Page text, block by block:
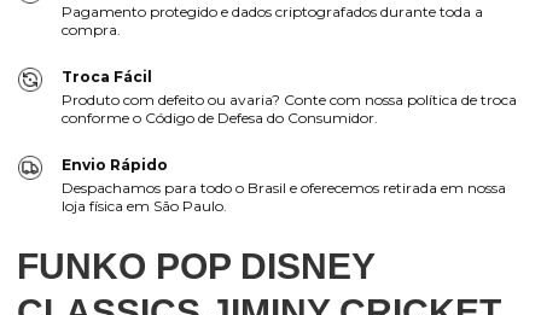
Pagamento protegido e dados criptografados durante toda a
compra.
Troca Fácil
Produto com defeito ou avaria? Conte com nossa política de troca
conforme o Código de Defesa do Consumidor.
Envio Rápido
Despachamos para todo o Brasil e oferecemos retirada em nossa
loja física em São Paulo.
FUNKO POP DISNEY